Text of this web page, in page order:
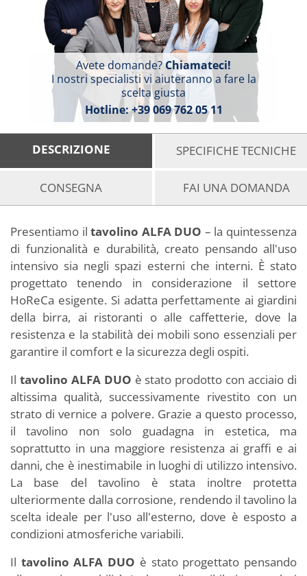
Avete domande?Chiamateci!
I nostri specialisti vi aiuteranno a fare la
scelta giusta
Hotline:+39 069 762 05 11
DESCRIZIONE SPECIFICHE TECNICHE
CONSEGNA FAI UNA DOMANDA
Presentiamo iltavolino ALFA DUO – la quintessenza
di funzionalità e durabilità, creato pensando all'uso
intensivo sia negli spazi esterni che interni. È stato
progettato tenendo in considerazione il settore
HoReCa esigente. Si adatta perfettamente ai giardini
della birra, ai ristoranti o alle caffetterie, dove la
resistenza e la stabilità dei mobili sono essenziali per
garantire il comfort e la sicurezza degli ospiti.
Il tavolino ALFA DUO è stato prodotto con acciaio di
altissima qualità, successivamente rivestito con un
strato di vernice a polvere. Grazie a questo processo,
il tavolino non solo guadagna in estetica, ma
soprattutto in una maggiore resistenza ai graffi e ai
danni, che è inestimabile in luoghi di utilizzo intensivo.
La base del tavolino è stata inoltre protetta
ulteriormente dalla corrosione, rendendo il tavolino la
scelta ideale per l'uso all'esterno, dove è esposto a
condizioni atmosferiche variabili.
Il tavolino ALFA DUO è stato progettato pensando